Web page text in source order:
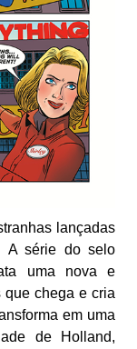
lançadas
A série do selo
uma nova e
que chega e cria
em uma
de Holland,